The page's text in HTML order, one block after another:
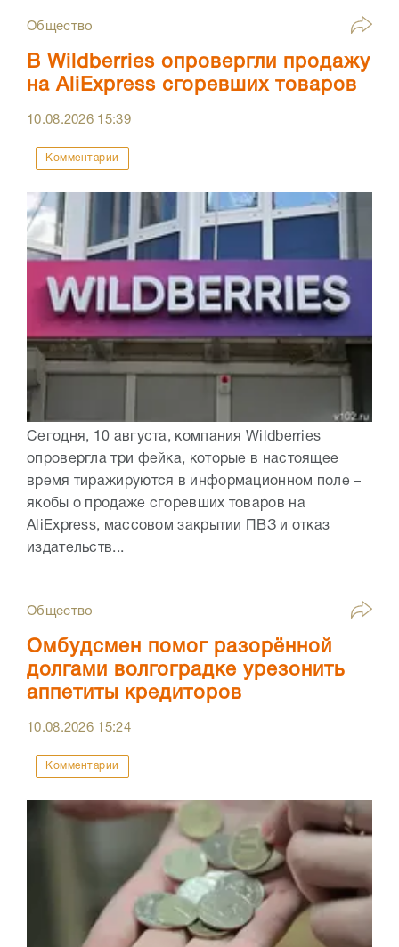
Общество
В Wildberries опровергли продажу
на AliExpress сгоревших товаров
10.08.2026 15:39
Комментарии
Сегодня, 10 августа, компания Wildberries
опровергла три фейка, которые в настоящее
время тиражируются в информационном поле –
якобы о продаже сгоревших товаров на
AliExpress, массовом закрытии ПВЗ и отказ
издательств...
Общество
Омбудсмен помог разорённой
долгами волгоградке урезонить
аппетиты кредиторов
10.08.2026 15:24
Комментарии